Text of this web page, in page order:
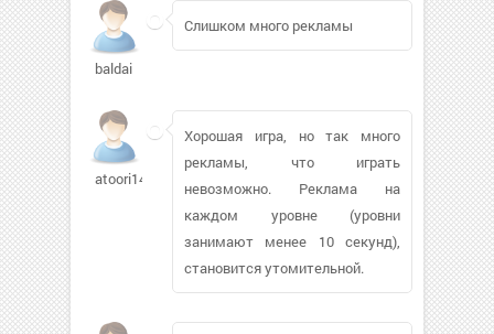
baldai
Слишком много рекламы
atoori140
Хорошая игра, но так много
рекламы, что играть
невозможно. Реклама на
каждом уровне (уровни
занимают менее 10 секунд),
становится утомительной.